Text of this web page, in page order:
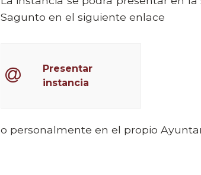
Sagunto en el siguiente enlace
Presentar
instancia
o personalmente en el propio